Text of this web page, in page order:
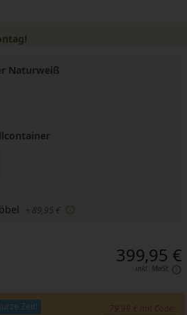
Naturweiß
+ 89,95 €
399,95 €
inkl. MwSt.
Zeit!